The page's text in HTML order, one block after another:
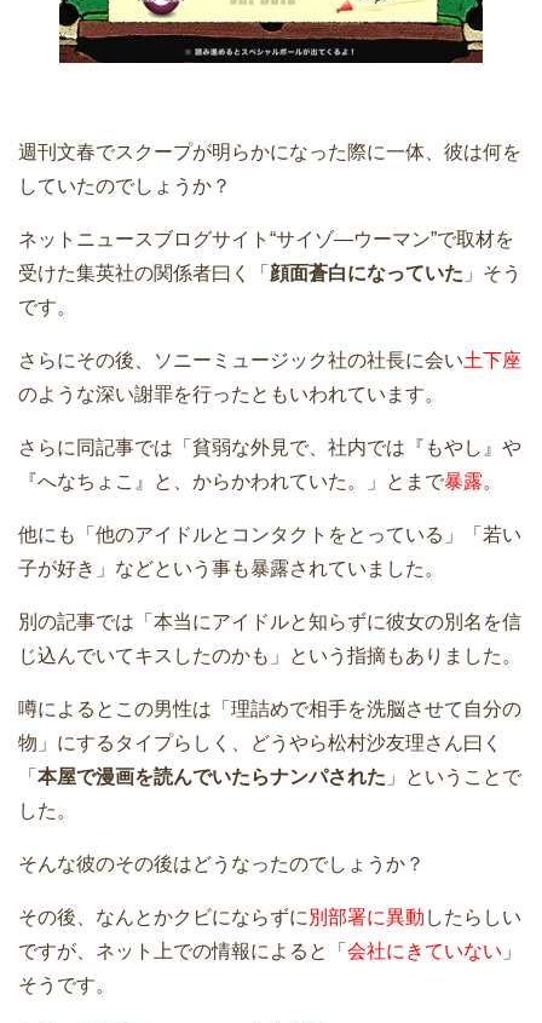
週刊文春でスクープが明らかになった際に一体、彼は何を
していたのでしょうか？
ネットニュースブログサイト“サイゾ―ウーマン”で取材を
受けた集英社の関係者曰く「 顔面蒼白になっていた 」そう
です。
さらにその後、ソニーミュージック社の社長に会い土下座
のような深い謝罪を行ったともいわれています。
さらに同記事では「貧弱な外見で、社内では『もやし』や
『へなちょこ』と、からかわれていた。」とまで暴露。
他にも「他のアイドルとコンタクトをとっている」「若い
子が好き」などという事も暴露されていました。
別の記事では「本当にアイドルと知らずに彼女の別名を信
じ込んでいてキスしたのかも」という指摘もありました。
噂によるとこの男性は「理詰めで相手を洗脳させて自分の
物」にするタイプらしく、どうやら松村沙友理さん曰く
「 本屋で漫画を読んでいたらナンパされた 」ということで
した。
そんな彼のその後はどうなったのでしょうか？
その後、なんとかクビにならずに 別部署に異動 したらしい
ですが、ネット上での情報によると「 会社にきていない 」
そうです。